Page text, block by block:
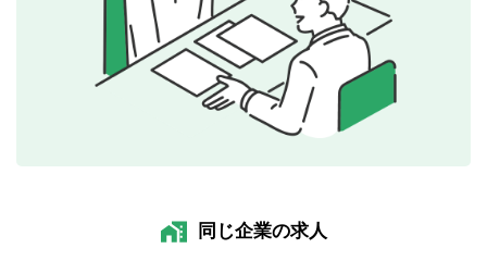
同じ企業の求人